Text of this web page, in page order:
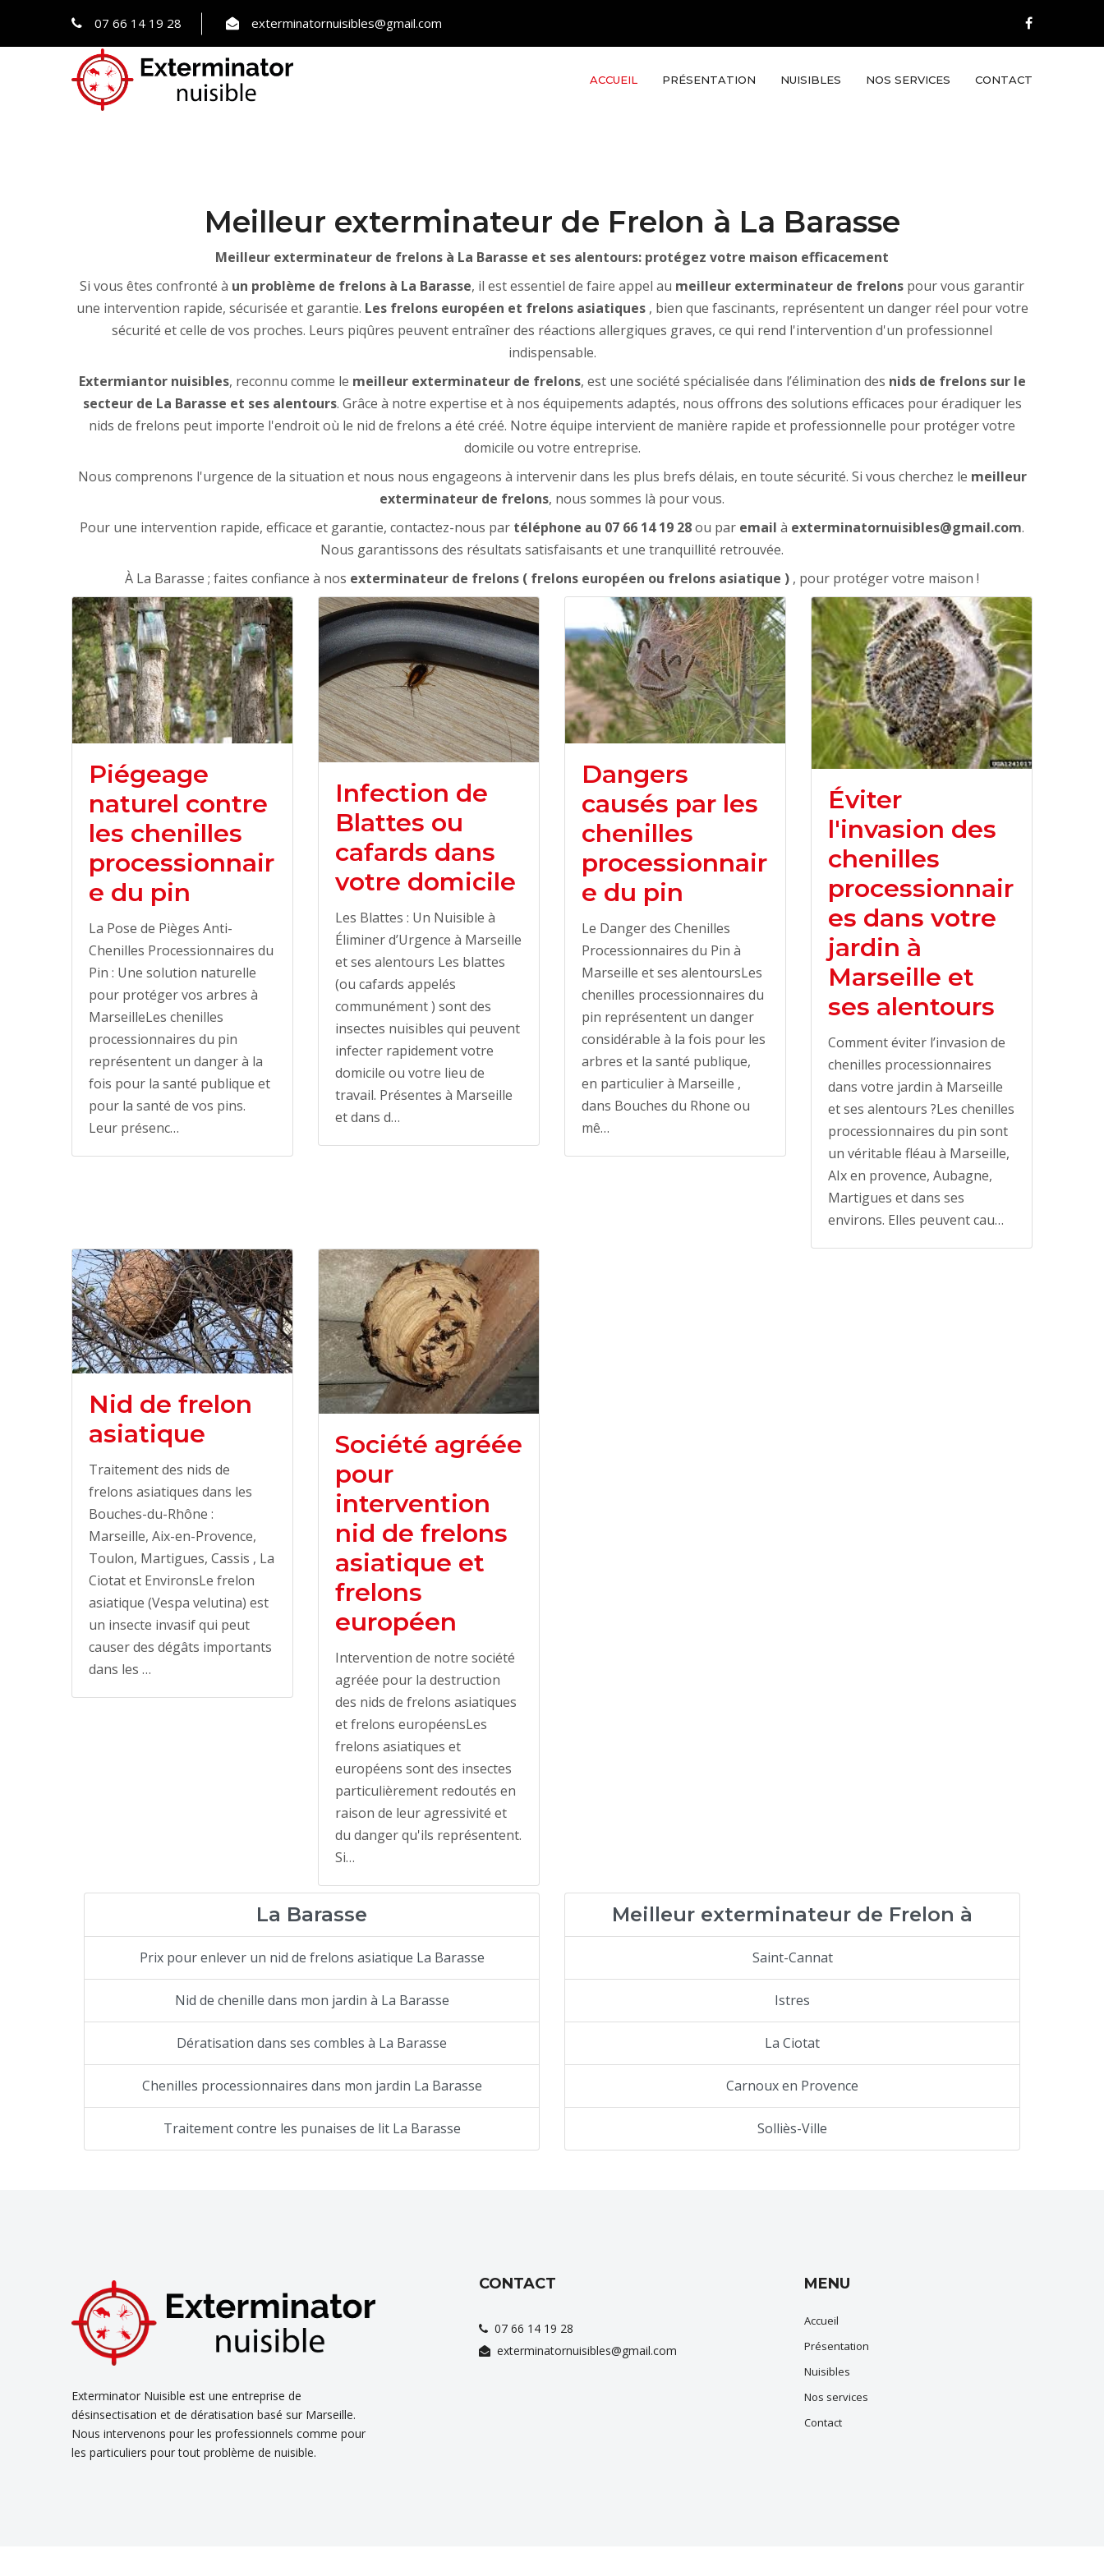
07 66 14 19 28 exterminatornuisibles@gmail.com
ACCUEIL PRÉSENTATION NUISIBLES NOS SERVICES CONTACT
Meilleur exterminateur de Frelon à La Barasse
Meilleur exterminateur de frelons à La Barasse et ses alentours: protégez votre maison efficacement
Si vous êtes confronté à un problème de frelons à La Barasse, il est essentiel de faire appel au meilleur exterminateur de frelons pour vous garantir
une intervention rapide, sécurisée et garantie. Les frelons européen et frelons asiatiques, bien que fascinants, représentent un danger réel pour votre
sécurité et celle de vos proches. Leurs piqûres peuvent entraîner des réactions allergiques graves, ce qui rend l'intervention d'un professionnel
indispensable.
Extermiantor nuisibles, reconnu comme le meilleur exterminateur de frelons, est une société spécialisée dans l’élimination des nids de frelons sur le
secteur de La Barasse et ses alentours. Grâce à notre expertise et à nos équipements adaptés, nous offrons des solutions efficaces pour éradiquer les
nids de frelons peut importe l'endroit où le nid de frelons a été créé. Notre équipe intervient de manière rapide et professionnelle pour protéger votre
domicile ou votre entreprise.
Nous comprenons l'urgence de la situation et nous nous engageons à intervenir dans les plus brefs délais, en toute sécurité. Si vous cherchez le meilleur
exterminateur de frelons, nous sommes là pour vous.
Pour une intervention rapide, efficace et garantie, contactez-nous par téléphone au 07 66 14 19 28ou par email à exterminatornuisibles@gmail.com.
Nous garantissons des résultats satisfaisants et une tranquillité retrouvée.
À La Barasse ; faites confiance à nos exterminateur de frelons ( frelons européen ou frelons asiatique ) , pour protéger votre maison !
Piégeage
naturel contre
les chenilles
processionnair
e du pin
La Pose de Pièges Anti-
Chenilles Processionnaires du
Pin : Une solution naturelle
pour protéger vos arbres à
MarseilleLes chenilles
processionnaires du pin
représentent un danger à la
fois pour la santé publique et
pour la santé de vos pins.
Leur présenc…
Infection de
Blattes ou
cafards dans
votre domicile
Les Blattes : Un Nuisible à
Éliminer d’Urgence à Marseille
et ses alentours Les blattes
(ou cafards appelés
communément ) sont des
insectes nuisibles qui peuvent
infecter rapidement votre
domicile ou votre lieu de
travail. Présentes à Marseille
et dans d…
Dangers
causés par les
chenilles
processionnair
e du pin
Le Danger des Chenilles
Processionnaires du Pin à
Marseille et ses alentoursLes
chenilles processionnaires du
pin représentent un danger
considérable à la fois pour les
arbres et la santé publique,
en particulier à Marseille ,
dans Bouches du Rhone ou
mê…
Éviter
l'invasion des
chenilles
processionnair
es dans votre
jardin à
Marseille et
ses alentours
Comment éviter l’invasion de
chenilles processionnaires
dans votre jardin à Marseille
et ses alentours ?Les chenilles
processionnaires du pin sont
un véritable fléau à Marseille,
AIx en provence, Aubagne,
Martigues et dans ses
environs. Elles peuvent cau…
Nid de frelon
asiatique
Traitement des nids de
frelons asiatiques dans les
Bouches-du-Rhône :
Marseille, Aix-en-Provence,
Toulon, Martigues, Cassis , La
Ciotat et EnvironsLe frelon
asiatique (Vespa velutina) est
un insecte invasif qui peut
causer des dégâts importants
dans les …
Société agréée
pour
intervention
nid de frelons
asiatique et
frelons
européen
Intervention de notre société
agréée pour la destruction
des nids de frelons asiatiques
et frelons européensLes
frelons asiatiques et
européens sont des insectes
particulièrement redoutés en
raison de leur agressivité et
du danger qu'ils représentent.
Si…
La Barasse
Prix pour enlever un nid de frelons asiatique La Barasse
Nid de chenille dans mon jardin à La Barasse
Dératisation dans ses combles à La Barasse
Chenilles processionnaires dans mon jardin La Barasse
Traitement contre les punaises de lit La Barasse
Meilleur exterminateur de Frelon à
Saint-Cannat
Istres
La Ciotat
Carnoux en Provence
Solliès-Ville
Exterminator Nuisible est une entreprise de
désinsectisation et de dératisation basé sur Marseille.
Nous intervenons pour les professionnels comme pour
les particuliers pour tout problème de nuisible.
CONTACT
07 66 14 19 28
exterminatornuisibles@gmail.com
MENU
Accueil
Présentation
Nuisibles
Nos services
Contact